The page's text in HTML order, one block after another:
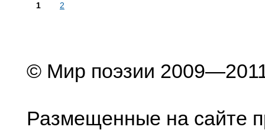
1 2
© Мир поэзии
Размещенные на сайте